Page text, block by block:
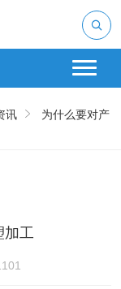
讯
为什么要对产
加工